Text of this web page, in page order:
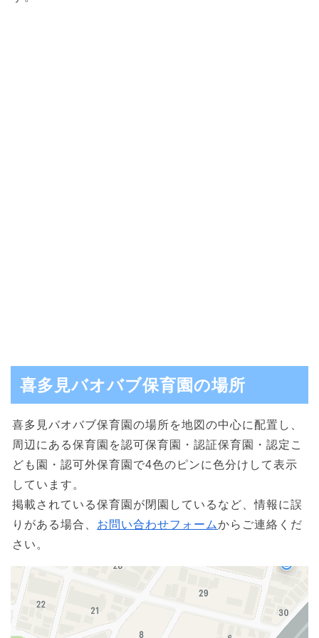
喜多見バオバブ保育園の場所
喜多見バオバブ保育園の場所を地図の中心に配置し、
周辺にある保育園を認可保育園・認証保育園・認定こ
ども園・認可外保育園で4色のピンに色分けして表示
しています。
掲載されている保育園が閉園しているなど、情報に誤
りがある場合、 お問い合わせフォームからご連絡くだ
さい。